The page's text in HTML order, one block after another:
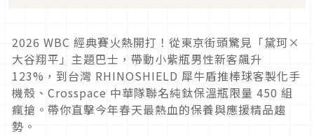
2026 WBC 經典賽火熱開打！從東京街頭驚見「黛珂×
大谷翔平」主題巴士，帶動小紫瓶男性新客飆升
123%，到台灣 RHINOSHIELD 犀牛盾推棒球客製化手
機殼、Crosspace 中華隊聯名純鈦保溫瓶限量 450 組
瘋搶。帶你直擊今年春天最熱血的保養與應援精品趨
勢。